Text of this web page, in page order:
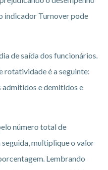
indicador Turnover pode
de saída dos funcionários.
rotatividade é a seguinte:
admitidos e demitidos e
número total de
multiplique o valor
Lembrando